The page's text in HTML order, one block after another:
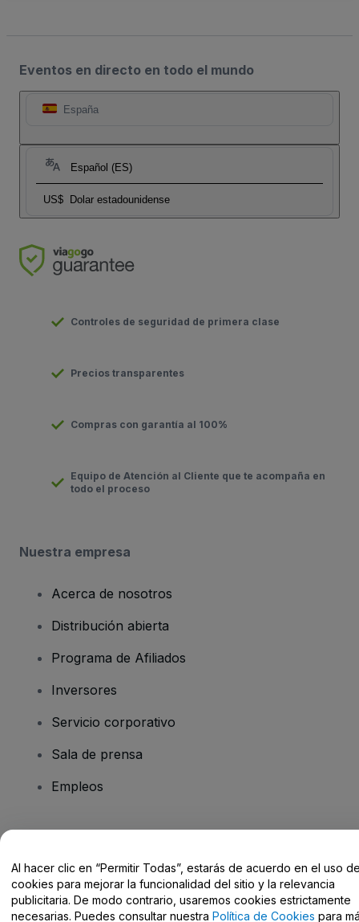
Eventos en directo en todo el mundo
España
Español (ES)
US$ Dolar estadounidense
Controles de seguridad de primera clase
Precios transparentes
Compras con garantía al 100%
Equipo de Atención al Cliente que te acompaña en
todo el proceso
Nuestra empresa
Acerca de nosotros
Distribución abierta
Programa de Afiliados
Inversores
Servicio corporativo
Sala de prensa
Empleos
Centro de Ayuda / Contacto
Al hacer clic en “Permitir Todas”, estarás de acuerdo en el uso
cookies para mejorar la funcionalidad del sitio y la relevancia
publicitaria. De modo contrario, usaremos cookies estrictamente
necesarias. Puedes consultar nuestra Política de Cookies para